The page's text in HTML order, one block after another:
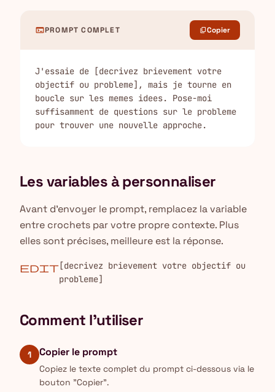
terminalPROMPT COMPLET content_copyCopier
J'essaie de [decrivez brievement votre
objectif ou probleme], mais je tourne en
boucle sur les memes idees. Pose-moi
suffisamment de questions sur le probleme
pour trouver une nouvelle approche.
Les variables à personnaliser
Avant d'envoyer le prompt, remplacez la variable
entre crochets par votre propre contexte. Plus
elles sont précises, meilleure est la réponse.
edit[decrivez brievement votre objectif ou
probleme]
Comment l'utiliser
1 Copier le prompt
Copiez le texte complet du prompt ci-dessous via le
bouton "Copier".